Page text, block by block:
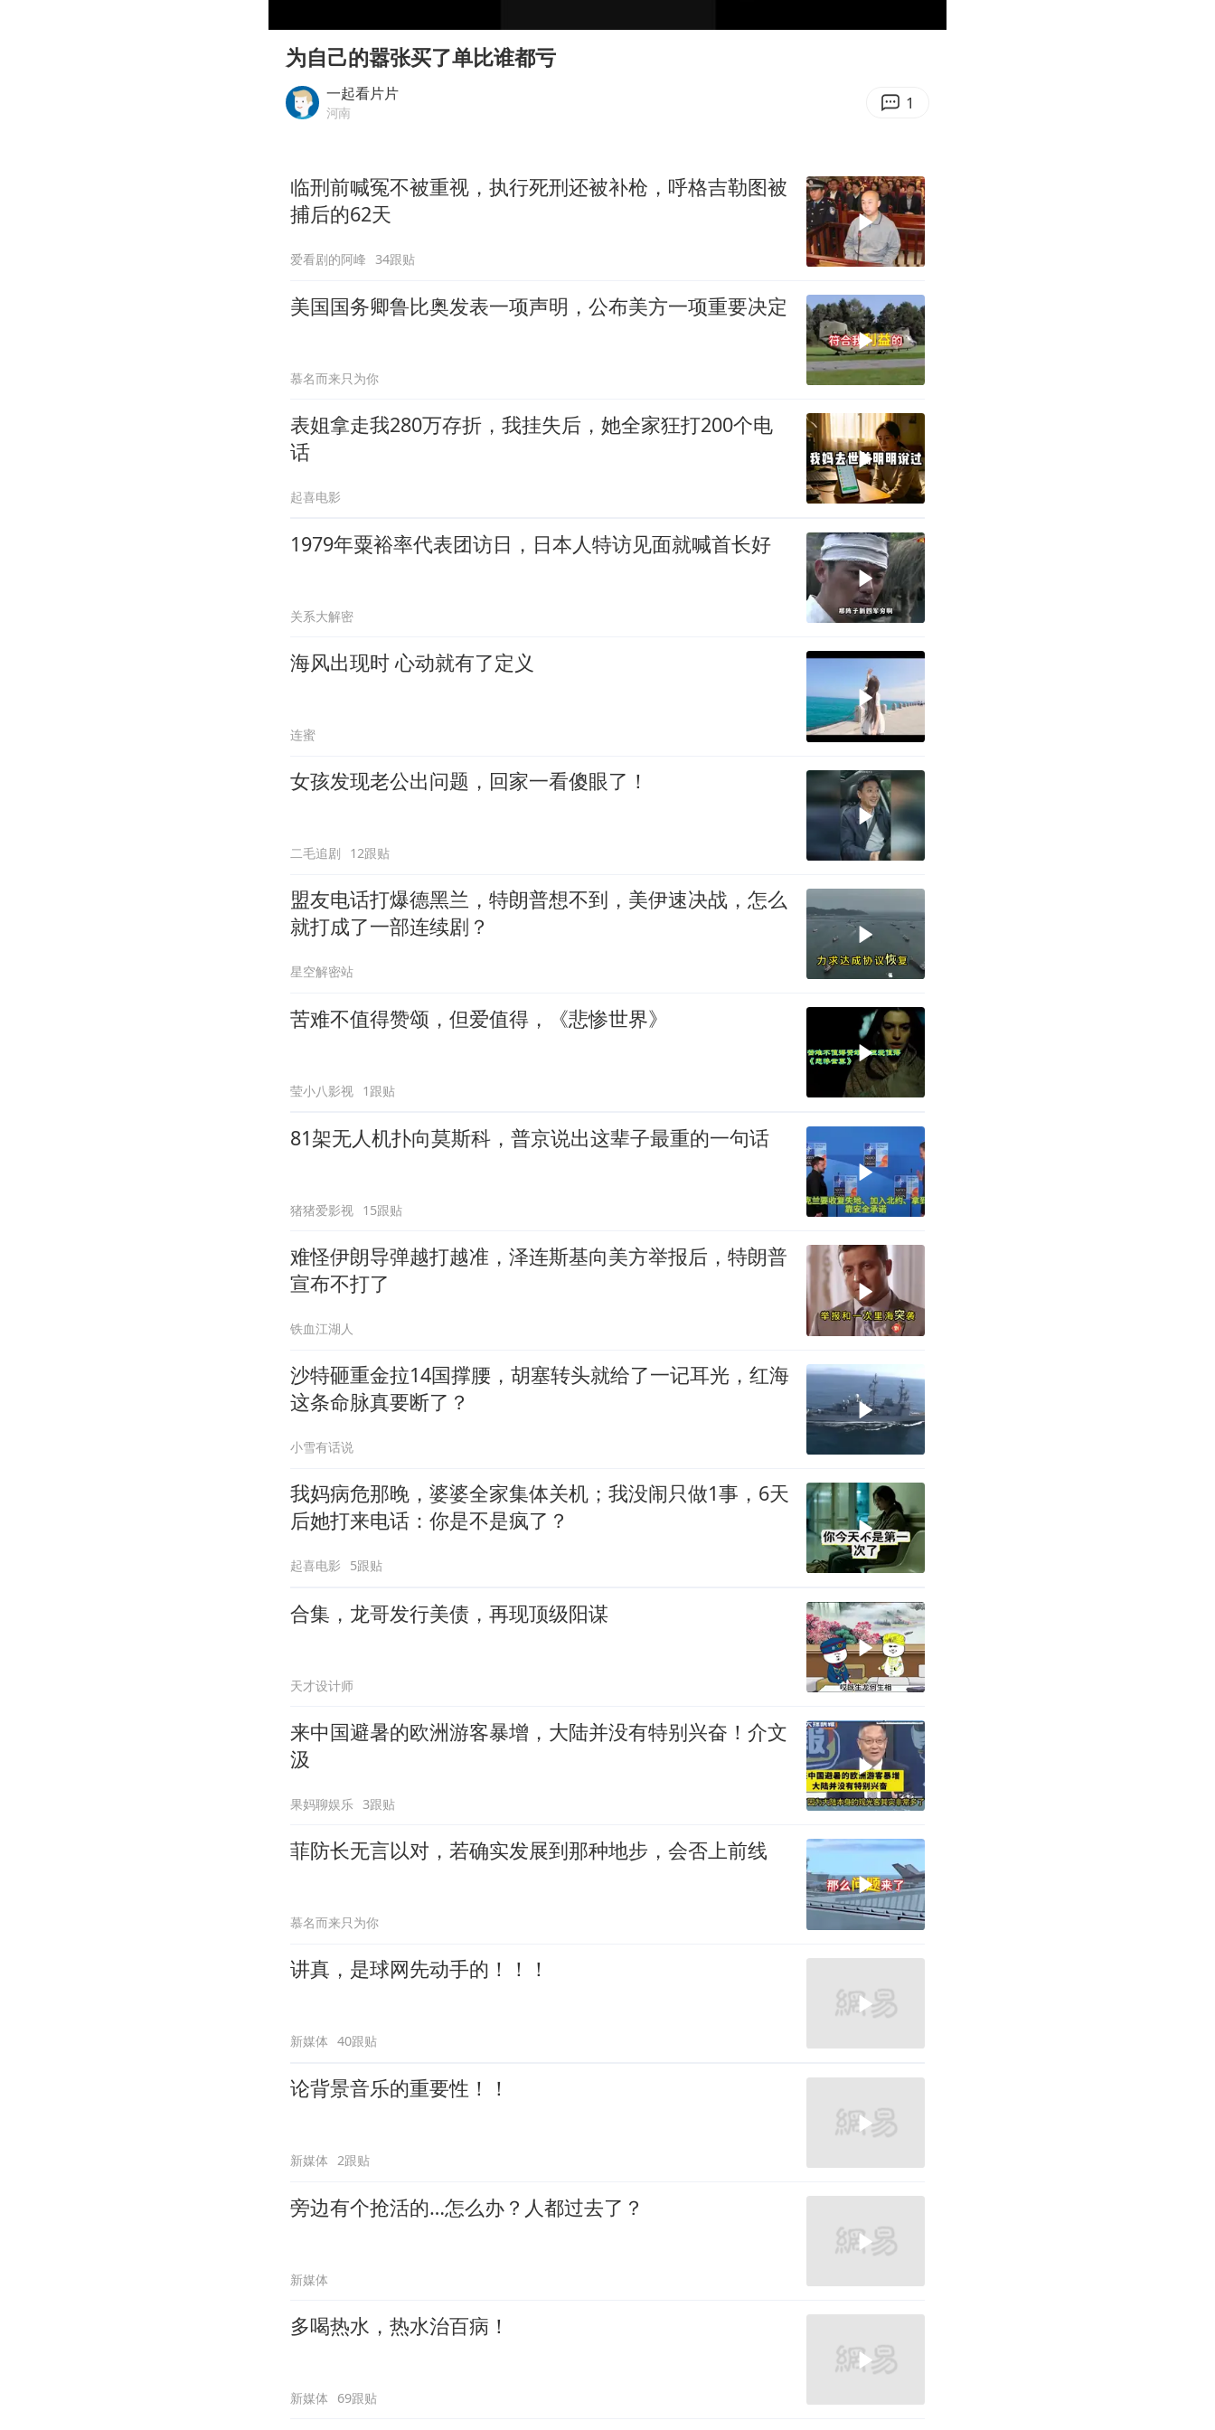
浙江台州《告全体市民书》
“不怕六爷挂得多 就怕六爷挂一颗”
36岁男演员成景区NPC后人气爆棚
为自己的嚣张买了单比谁都亏
一起看片片
河南 1
临刑前喊冤不被重视，执行死刑还被补枪，呼格吉勒图被
捕后的62天
爱看剧的阿峰 34跟贴
美国国务卿鲁比奥发表一项声明，公布美方一项重要决定
慕名而来只为你
表姐拿走我280万存折，我挂失后，她全家狂打200个电
话
起喜电影
1979年粟裕率代表团访日，日本人特访见面就喊首长好
关系大解密
海风出现时 心动就有了定义
连蜜
女孩发现老公出问题，回家一看傻眼了！
二毛追剧 12跟贴
盟友电话打爆德黑兰，特朗普想不到，美伊速决战，怎么
就打成了一部连续剧？
星空解密站
苦难不值得赞颂，但爱值得，《悲惨世界》
莹小八影视 1跟贴
81架无人机扑向莫斯科，普京说出这辈子最重的一句话
猪猪爱影视 15跟贴
难怪伊朗导弹越打越准，泽连斯基向美方举报后，特朗普
宣布不打了
铁血江湖人
沙特砸重金拉14国撑腰，胡塞转头就给了一记耳光，红海
这条命脉真要断了？
小雪有话说
我妈病危那晚，婆婆全家集体关机；我没闹只做1事，6天
后她打来电话：你是不是疯了？
起喜电影 5跟贴
合集，龙哥发行美债，再现顶级阳谋
天才设计师
来中国避暑的欧洲游客暴增，大陆并没有特别兴奋！介文
汲
果妈聊娱乐 3跟贴
菲防长无言以对，若确实发展到那种地步，会否上前线
慕名而来只为你
讲真，是球网先动手的！！！
新媒体 40跟贴
论背景音乐的重要性！！
新媒体 2跟贴
旁边有个抢活的…怎么办？人都过去了？
新媒体
多喝热水，热水治百病！
新媒体 69跟贴